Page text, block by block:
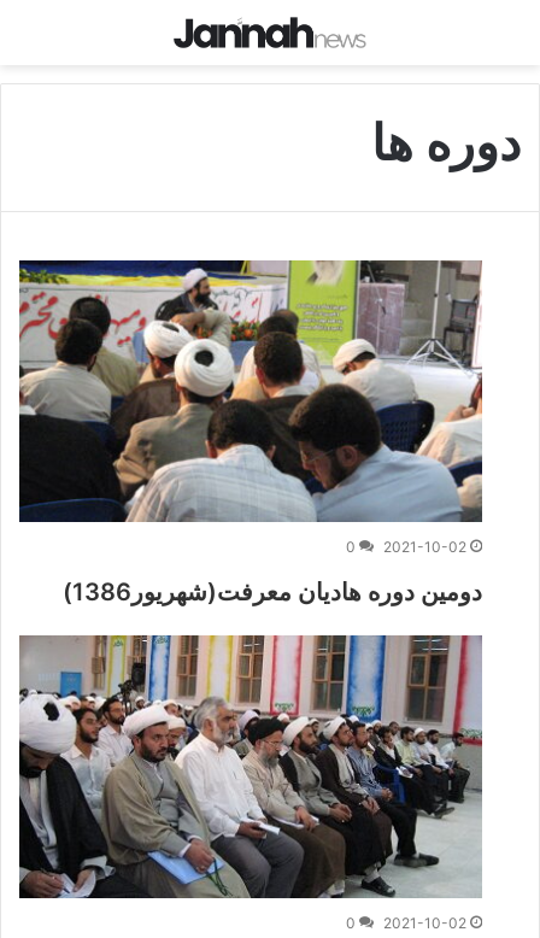
دوره ها
2021-10-02
0
دومین دوره هادیان معرفت(شهریور1386)
2021-10-02
0